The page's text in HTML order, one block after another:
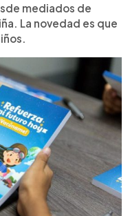
mediados de
La novedad es que